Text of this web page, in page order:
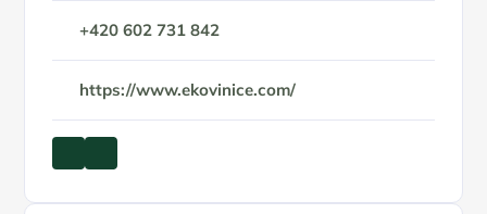
+420 602 731 842
https://www.ekovinice.com/